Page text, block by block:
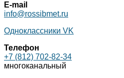
E-mail
info@rossibmet.ru
Одноклассники VK
Телефон
+7 (812) 702-82-34
многоканальный